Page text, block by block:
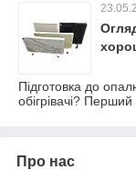
Підготовка до
обігрівачі?
Про нас